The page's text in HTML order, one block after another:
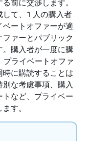
前に交渉します。
て、1 人の購入者
ートオファーが適
ァーとパブリック
購入者が一度に購
プライベートオファ
に購読することは
な考慮事項、購入
など、プライベー
す。